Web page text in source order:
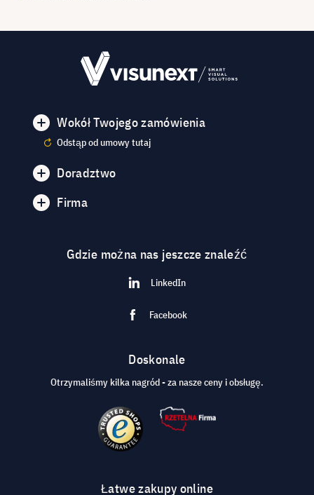
Wokół Twojego zamówienia
Odstąp od umowy tutaj
Doradztwo
Firma
Gdzie można nas jeszcze znaleźć
LinkedIn
Facebook
Doskonale
Otrzymaliśmy kilka nagród - za nasze ceny i obsługę.
Łatwe zakupy online